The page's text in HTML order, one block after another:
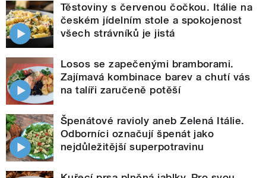
Těstoviny s červenou čočkou. Itálie na
českém jídelním stole a spokojenost
všech strávníků je jistá
Losos se zapečenými bramborami.
Zajímavá kombinace barev a chutí vás
na talíři zaručeně potěší
Špenátové ravioly aneb Zelená Itálie.
Odborníci označují špenát jako
nejdůležitější superpotravinu